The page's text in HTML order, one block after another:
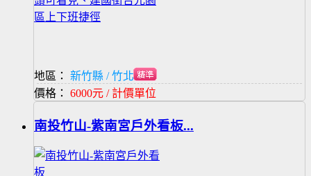
地區：
新竹縣 / 竹北市
價格： 6000元 / 計價單位
南投竹山-紫南宮戶外看板...